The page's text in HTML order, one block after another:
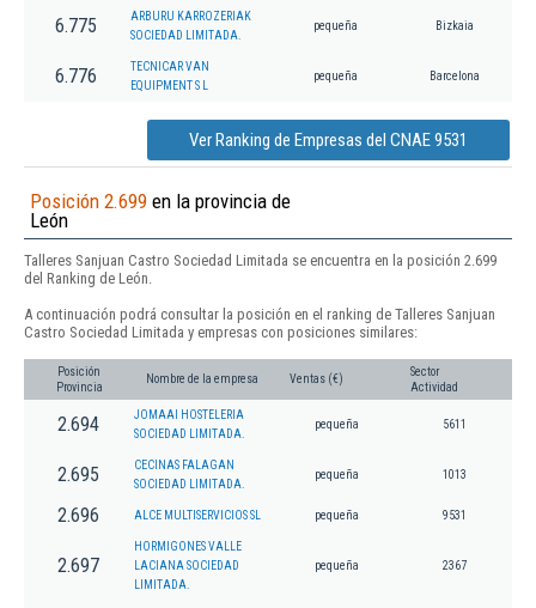
6.775
ARBURU KARROZERIAK
SOCIEDAD LIMITADA.
pequeña Bizkaia
6.776
TECNICAR VAN
EQUIPMENT S L
pequeña Barcelona
Ver Ranking de Empresas del CNAE 9531
Posición 2.699 en la provincia de
León
Talleres Sanjuan Castro Sociedad Limitada se encuentra en la posición 2.699
del Ranking de León.
A continuación podrá consultar la posición en el ranking de Talleres Sanjuan
Castro Sociedad Limitada y empresas con posiciones similares:
Posición
Provincia
Nombre de la empresa Ventas (€)
Sector
Actividad
2.694
JOMAAI HOSTELERIA
SOCIEDAD LIMITADA.
pequeña 5611
2.695
CECINAS FALAGAN
SOCIEDAD LIMITADA.
pequeña 1013
2.696 ALCE MULTISERVICIOS SL pequeña 9531
2.697
HORMIGONES VALLE
LACIANA SOCIEDAD
LIMITADA.
pequeña 2367